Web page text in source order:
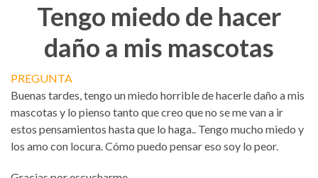
Tengo miedo de hacer
daño a mis mascotas
PREGUNTA
Buenas tardes, tengo un miedo horrible de hacerle daño a mis
mascotas y lo pienso tanto que creo que no se me van a ir
estos pensamientos hasta que lo haga.. Tengo mucho miedo y
los amo con locura. Cómo puedo pensar eso soy lo peor.